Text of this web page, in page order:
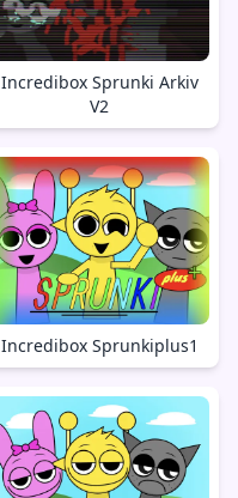
Incredibox Sprunki Arkiv
V2
Incredibox Sprunkiplus1